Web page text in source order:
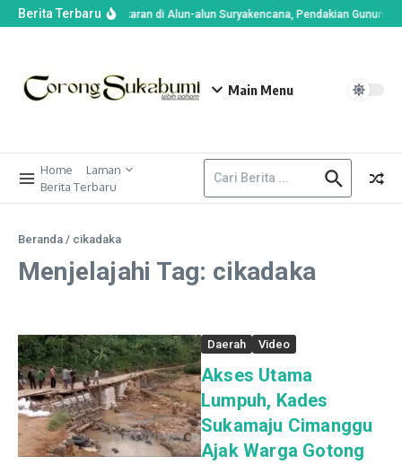
Berita TerbaruImbas Kebakaran di Alun-alun Suryakencana, Pendakian Gunung
Main Menu
Home
Laman
Berita Terbaru
Beranda / cikadaka
Menjelajahi Tag: cikadaka
Daerah Video
Akses Utama
Lumpuh, Kades
Sukamaju Cimanggu
Ajak Warga Gotong